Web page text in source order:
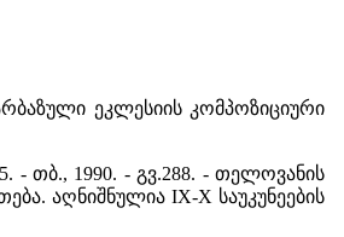
ეკლესიის კომპოზიციური
- თბ., 1990. - გვ.288. - თელოვანის
აღნიშნულია IX-X საუკუნეების